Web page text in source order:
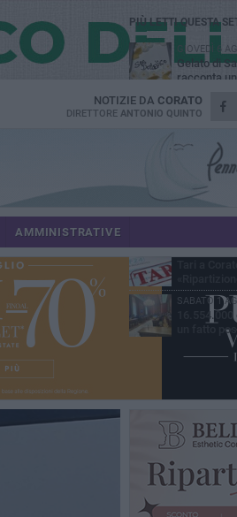
NOTIZIE DA CORATO
DIRETTORE ANTONIO QUINTO
AMMINISTRATIVE
PIÙ LETTI QUESTA
GIOVEDÌ 6
Gelato di
racconta
VENERDÌ 7
Uomo
GIOVEDÌ 6
Gaetano
nasce a
MERCOLEDÌ
Chiuso
GIOVEDÌ 6
imprese»
SABATO 1
un fatto
spesa o le entrate